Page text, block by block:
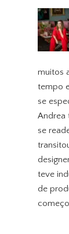
muitos
tempo
se
Andrea
se
teve
de